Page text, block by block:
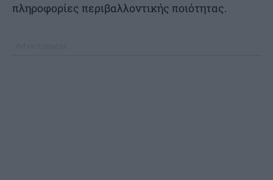
πληροφορίες περιβαλλοντικής ποιότητας.